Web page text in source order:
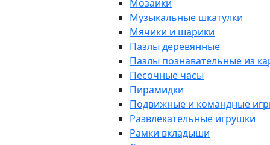
Мозаики
Музыкальные шкатулки
Мячики и шарики
Пазлы деревянные
Пазлы познавательные из
Песочные часы
Пирамидки
Подвижные и командные
Развлекательные игрушки
Рамки вкладыши